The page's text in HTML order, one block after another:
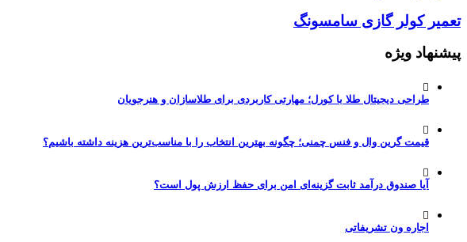
تعمیر کولر گازی سامسونگ
پیشنهاد ویژه
طراحی دیجیتال طلا با کورل؛ مهارتی کاربردی برای طلاسازان و هنرجویان
قیمت گرین وال و فنس چمنی؛ چگونه بهترین انتخاب را با مناسب‌ترین هزینه داشته باشیم؟
آیا صندوق درآمد ثابت گزینه‌ای امن برای حفظ ارزش پول است؟
اجاره ون تشریفاتی